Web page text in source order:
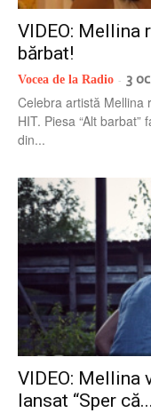
VIDEO: Mellina
bărbat!
Vocea de la Radio - 3
Celebra artistă Mellina
HIT. Piesa “Alt barbat”
din...
VIDEO: Mellina
lansat “Sper că...